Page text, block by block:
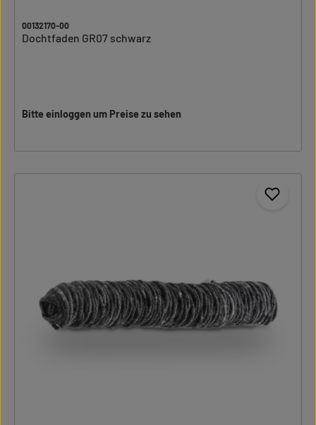
00132170-00
Dochtfaden GR07 schwarz
Bitte einloggen um Preise zu sehen